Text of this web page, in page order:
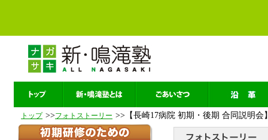
トップ >>フォトストーリー >>【長崎17病院 初期・後期 合同説明会